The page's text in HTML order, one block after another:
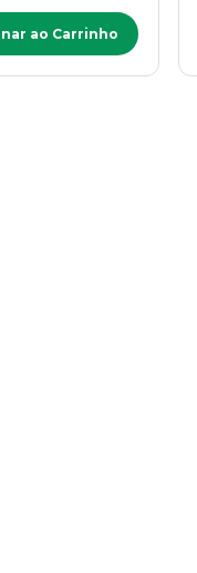
ao Carrinho